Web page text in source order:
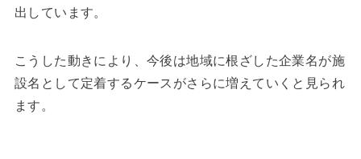
出しています。
こうした動きにより、今後は地域に根ざした企業名が施
設名として定着するケースがさらに増えていくと見られ
ます。